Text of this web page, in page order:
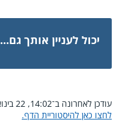
יכול לעניין אותך גם...
עודכן לאחרונה ב־14:02, 22 בינואר 2026.
לחצו כאן להיסטוריית הדף.